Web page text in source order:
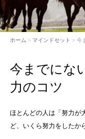
ホーム > マインドセット > 今
今までにな
力のコツ
ほとんどの人は「努力が
ど、いくら努力をしたか